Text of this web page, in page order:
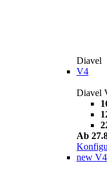
Diavel
V4
Diavel
Ab
new